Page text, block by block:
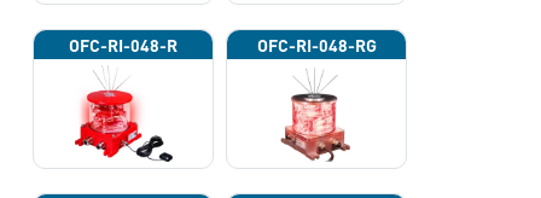
OFC-RI-048-R OFC-RI-048-RG